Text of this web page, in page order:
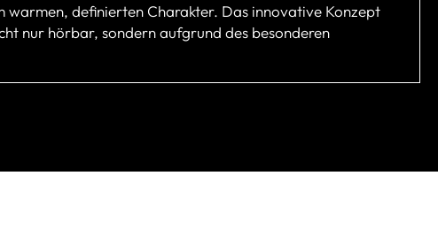
warmen, definierten Charakter. Das innovative Konzept
nur hörbar, sondern aufgrund des besonderen